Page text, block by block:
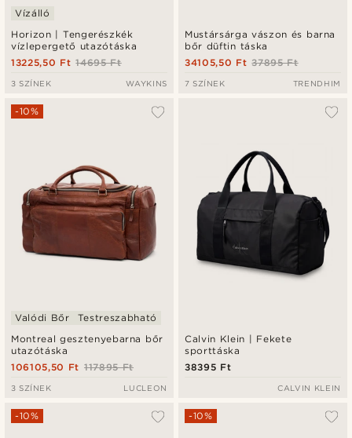
Horizon | Tengerészkék
vízlepergető utazótáska
Vízálló
14695 Ft
13225,50 Ft
3 SZÍNEK WAYKINS
Mustársárga vászon és barna
bőr düftin táska
37895 Ft
34105,50 Ft
7 SZÍNEK TRENDHIM
Montreal gesztenyebarna bőr
utazótáska
-10%
Valódi Bőr Testreszabható
117895 Ft
106105,50 Ft
3 SZÍNEK LUCLEON
Calvin Klein | Fekete
sporttáska
38395 Ft
CALVIN KLEIN
-10% -10%